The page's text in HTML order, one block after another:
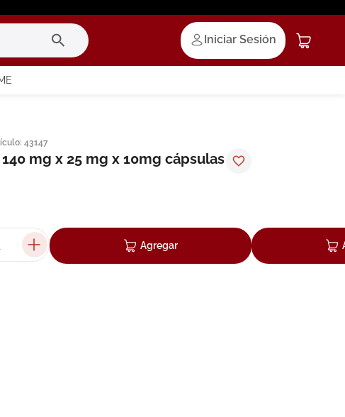
Iniciar Sesión
: 43147
mg x 25 mg x 10mg cápsulas
Agregar